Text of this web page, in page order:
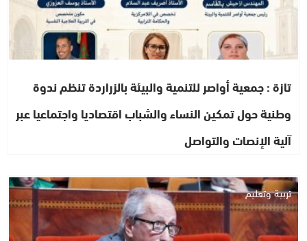
تازة : جمعية أواصر للتنمية والبيئة بالزراردة تنظم ندوة
وطنية حول تمكين النساء والشباب اقتصاديا واجتماعيا عبر
آلية الإنصات والتواصل
تربية وتعليم